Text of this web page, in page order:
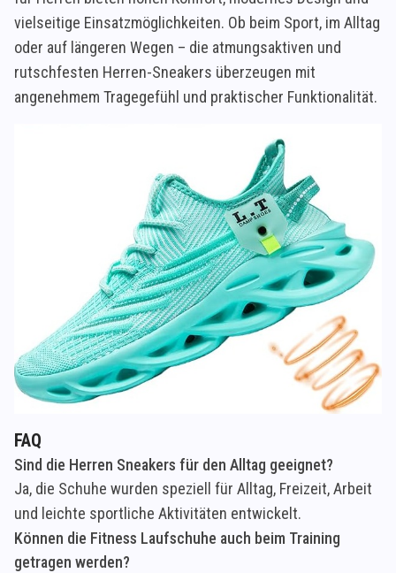
vielseitige Einsatzmöglichkeiten. Ob beim Sport, im Alltag
oder auf längeren Wegen – die atmungsaktiven und
rutschfesten Herren-Sneakers überzeugen mit
angenehmem Tragegefühl und praktischer Funktionalität.
FAQ
Sind die Herren Sneakers für den Alltag geeignet?
Ja, die Schuhe wurden speziell für Alltag, Freizeit, Arbeit
und leichte sportliche Aktivitäten entwickelt.
Können die Fitness Laufschuhe auch beim Training
getragen werden?